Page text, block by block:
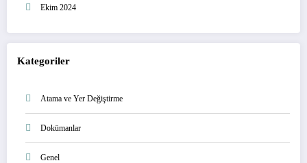
Ekim 2024
Kategoriler
Atama ve Yer Değiştirme
Dokümanlar
Genel